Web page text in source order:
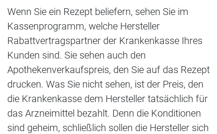
Wenn Sie ein Rezept beliefern, sehen Sie im
Kassenprogramm, welche Hersteller
Rabattvertragspartner der Krankenkasse Ihres
Kunden sind. Sie sehen auch den
Apothekenverkaufspreis, den Sie auf das Rezept
drucken. Was Sie nicht sehen, ist der Preis, den
die Krankenkasse dem Hersteller tatsächlich für
das Arzneimittel bezahlt. Denn die Konditionen
sind geheim, schließlich sollen die Hersteller sich